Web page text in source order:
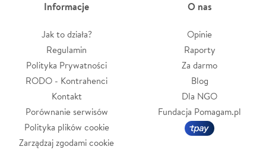
Informacje
Jak to działa?
Regulamin
Polityka Prywatności
RODO - Kontrahenci
Kontakt
Porównanie serwisów
Polityka plików cookie
Zarządzaj zgodami cookie
O nas
Opinie
Raporty
Za darmo
Blog
Dla NGO
Fundacja Pomagam.pl